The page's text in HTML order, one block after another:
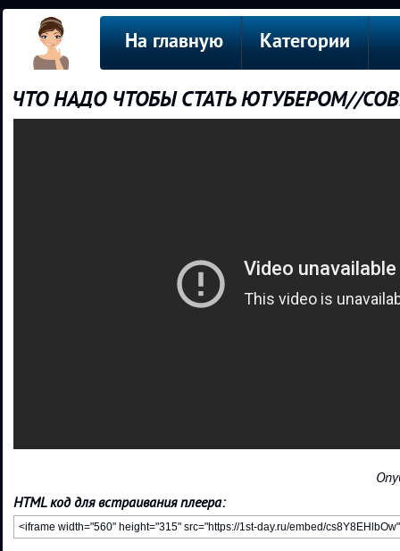
На главную Категории
ЧТО НАДО ЧТОБЫ СТАТЬ ЮТУБЕРОМ//
HTML код для встраивания плеера: